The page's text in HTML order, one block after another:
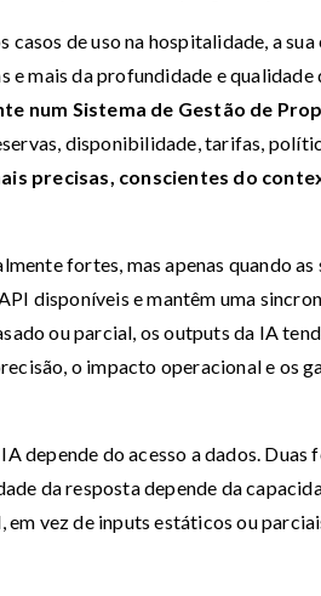
de uso na hospitalidade, a
mais da profundidade e qualidade
num Sistema de Gestão de
disponibilidade, tarifas,
precisas, conscientes do
fortes, mas apenas quando as
disponíveis e mantêm uma
ou parcial, os outputs da IA
o impacto operacional e os
depende do acesso a dados. Duas
da resposta depende da
vez de inputs estáticos ou